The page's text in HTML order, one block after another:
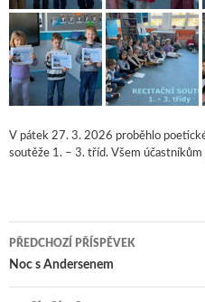
V pátek 27. 3. 2026 proběhlo
soutěže 1. – 3. tříd. Všem
Navigace pro
PŘEDCHOZÍ PŘÍSPĚVEK
Noc s Andersenem